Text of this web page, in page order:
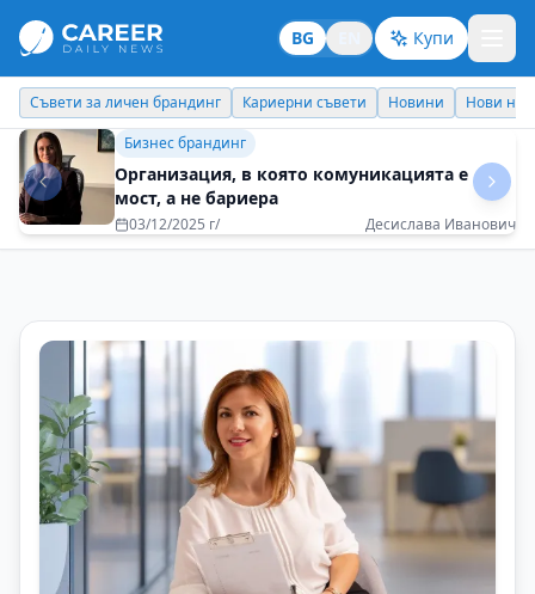
BG Купи
Кариерни съвети Новини Нови назначения Днес празнува
Идеи отвъд границите
Пътуванията ми показаха, че личният
контакт е безценен
25/08/2025 г/ Професор Mилена Георгиева